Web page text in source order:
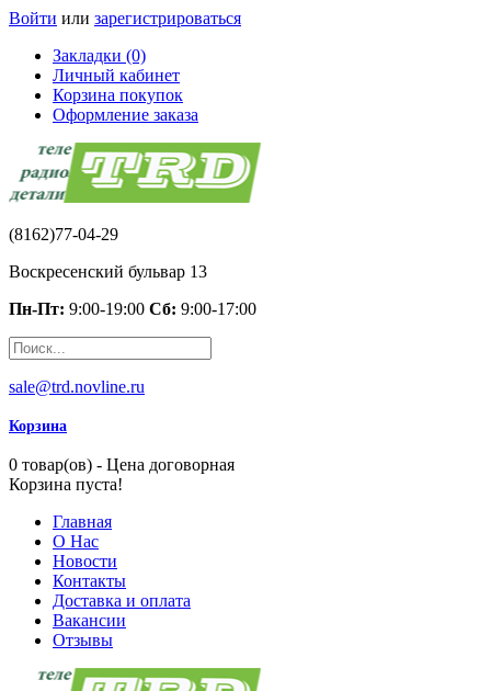
Войти или зарегистрироваться
Закладки (0)
Личный кабинет
Корзина покупок
Оформление заказа
(8162)77-04-29
Воскресенский бульвар 13
Пн-Пт: 9:00-19:00 Сб: 9:00-17:00
sale@trd.novline.ru
Корзина
0 товар(ов) - Цена договорная
Корзина пуста!
Главная
О Нас
Новости
Контакты
Доставка и оплата
Вакансии
Отзывы